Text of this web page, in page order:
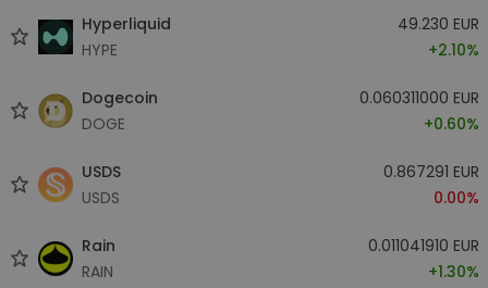
Hyperliquid
HYPE
49.230 EUR
+2.10%
Dogecoin
DOGE
0.060311000 EUR
+0.60%
USDS
USDS
0.867291 EUR
0.00%
Rain
RAIN
0.011041910 EUR
+1.30%